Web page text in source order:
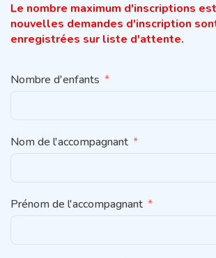
Le nombre maximum d'inscriptions
nouvelles demandes d'inscription
enregistrées sur liste d'attente.
Nombre d'enfants
Nom de l'accompagnant
Prénom de l'accompagnant